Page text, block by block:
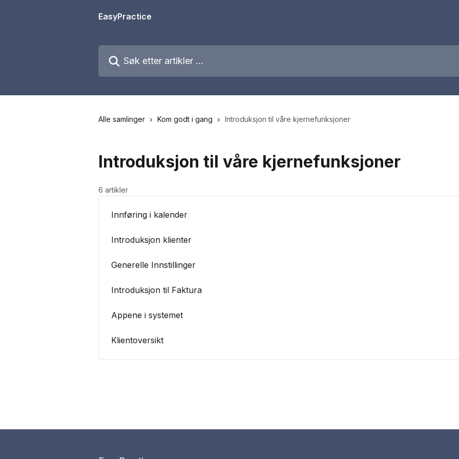
EasyPractice
Alle samlinger Kom godt i gang Introduksjon til våre kjernefunksjoner
Introduksjon til våre kjernefunksjoner
6 artikler
Innføring i kalender
Introduksjon klienter
Generelle Innstillinger
Introduksjon til Faktura
Appene i systemet
Klientoversikt